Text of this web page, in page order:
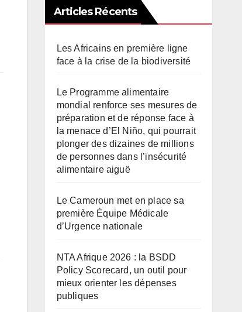
Articles Récents
Les Africains en première ligne
face à la crise de la biodiversité
Le Programme alimentaire
mondial renforce ses mesures de
préparation et de réponse face à
la menace d’El Niño, qui pourrait
plonger des dizaines de millions
de personnes dans l’insécurité
alimentaire aiguë
Le Cameroun met en place sa
première Équipe Médicale
d’Urgence nationale
NTA Afrique 2026 : la BSDD
Policy Scorecard, un outil pour
mieux orienter les dépenses
publiques